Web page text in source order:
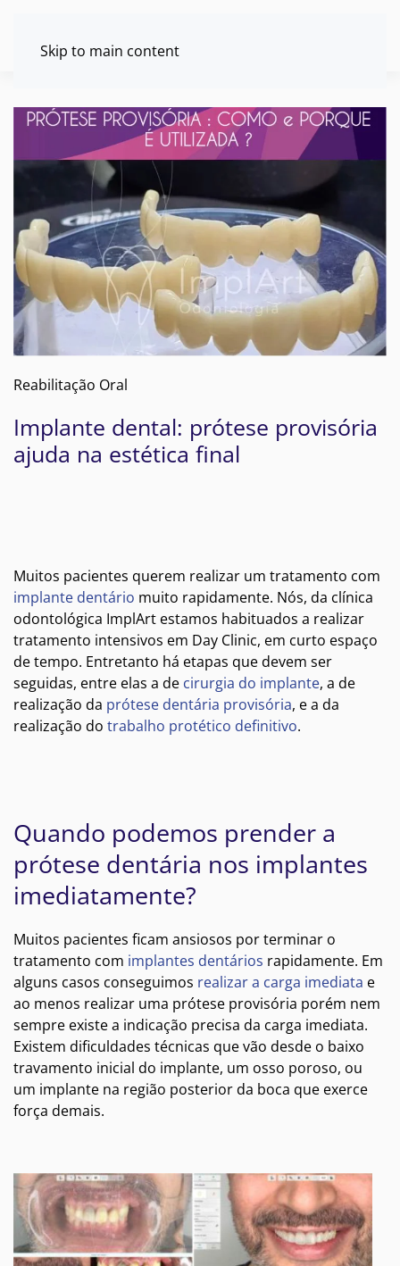
Skip to main content
Reabilitação Oral
Implante dental: prótese provisória
ajuda na estética final
Muitos pacientes querem realizar um tratamento com
implante dentário muito rapidamente. Nós, da clínica
odontológica ImplArt estamos habituados a realizar
tratamento intensivos em Day Clinic, em curto espaço
de tempo. Entretanto há etapas que devem ser
seguidas, entre elas a de cirurgia do implante, a de
realização da prótese dentária provisória, e a da
realização do trabalho protético definitivo.
Quando podemos prender a
prótese dentária nos implantes
imediatamente?
Muitos pacientes ficam ansiosos por terminar o
tratamento com implantes dentários rapidamente. Em
alguns casos conseguimos realizar a carga imediata e
ao menos realizar uma prótese provisória porém nem
sempre existe a indicação precisa da carga imediata.
Existem dificuldades técnicas que vão desde o baixo
travamento inicial do implante, um osso poroso, ou
um implante na região posterior da boca que exerce
força demais.